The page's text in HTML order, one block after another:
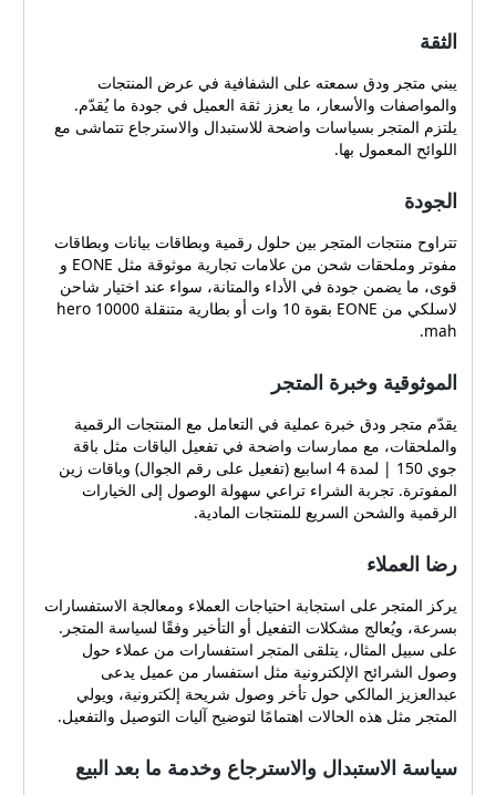
الثقة
يبني متجر ودق سمعته على الشفافية في عرض المنتجات
والمواصفات والأسعار، ما يعزز ثقة العميل في جودة ما يُقدّم.
يلتزم المتجر بسياسات واضحة للاستبدال والاسترجاع تتماشى مع
اللوائح المعمول بها.
الجودة
تتراوح منتجات المتجر بين حلول رقمية وبطاقات بيانات وبطاقات
مفوتر وملحقات شحن من علامات تجارية موثوقة مثل EONE و
قوى، ما يضمن جودة في الأداء والمتانة، سواء عند اختيار شاحن
لاسلكي من EONE بقوة 10 وات أو بطارية متنقلة hero 10000
mah.
الموثوقية وخبرة المتجر
يقدّم متجر ودق خبرة عملية في التعامل مع المنتجات الرقمية
والملحقات، مع ممارسات واضحة في تفعيل الباقات مثل باقة
جوي 150 | لمدة 4 اسابيع (تفعيل على رقم الجوال) وباقات زين
المفوترة. تجربة الشراء تراعي سهولة الوصول إلى الخيارات
الرقمية والشحن السريع للمنتجات المادية.
رضا العملاء
يركز المتجر على استجابة احتياجات العملاء ومعالجة الاستفسارات
بسرعة، ويُعالج مشكلات التفعيل أو التأخير وفقًا لسياسة المتجر.
على سبيل المثال، يتلقى المتجر استفسارات من عملاء حول
وصول الشرائح الإلكترونية مثل استفسار من عميل يدعى
عبدالعزيز المالكي حول تأخر وصول شريحة إلكترونية، ويولي
المتجر مثل هذه الحالات اهتمامًا لتوضيح آليات التوصيل والتفعيل.
سياسة الاستبدال والاسترجاع وخدمة ما بعد البيع